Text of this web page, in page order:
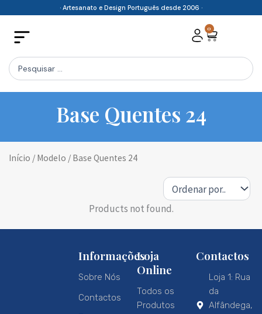
content
· Artesanato e Design Português desde 2006 ·
0
Cart
Search
...
Base Quentes 24
Início / Modelo / Base Quentes 24
Products not found.
Informações
Sobre Nós
Contactos
Loja
Online
Todos os
Produtos
Contactos
Loja 1: Rua
da
Alfândega,